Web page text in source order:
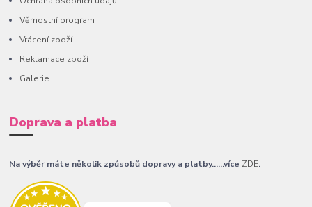
Věrnostní program
Vrácení zboží
Reklamace zboží
Galerie
Doprava a platba
Na výběr máte několik způsobů dopravy a platby......více ZDE.